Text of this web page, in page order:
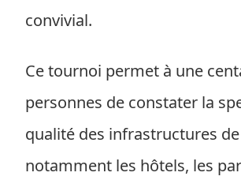
convivial.
Ce tournoi permet à une
personnes de constater la
qualité des infrastructures
notamment les hôtels, les